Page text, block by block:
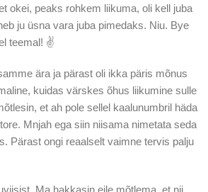
okei, peaks rohkem liikuma, oli kell juba
ju üsna vara juba pimedaks. Niu. Bye
teemal! ✌️
ära ja pärast oli ikka päris mõnus
kuidas värskes õhus liikumine sulle
et ah pole sellel kaalunumbril häda
Mnjah ega siin niisama nimetata seda
Pärast ongi reaalselt vaimne tervis palju
Ma hakkasin eile mõtlema, et nii